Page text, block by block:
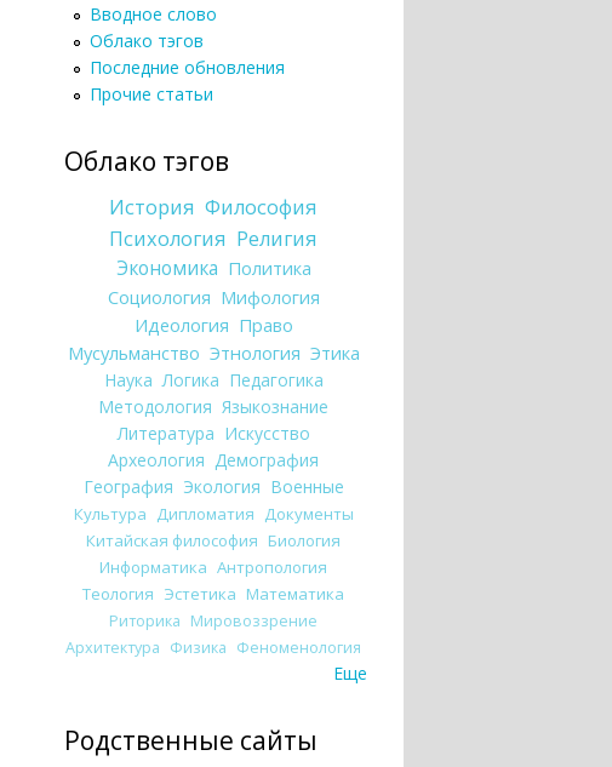
Вводное слово
Облако тэгов
Последние обновления
Прочие статьи
Облако тэгов
История Философия
Психология Религия
Экономика Политика
Социология Мифология
Идеология Право
Мусульманство Этнология Этика
Наука Логика Педагогика
Методология Языкознание
Литература Искусство
Археология Демография
География Экология Военные
Культура Дипломатия Документы
Китайская философия Биология
Информатика Антропология
Теология Эстетика Математика
Риторика Мировоззрение
Архитектура Физика Феноменология
Еще
Родственные сайты